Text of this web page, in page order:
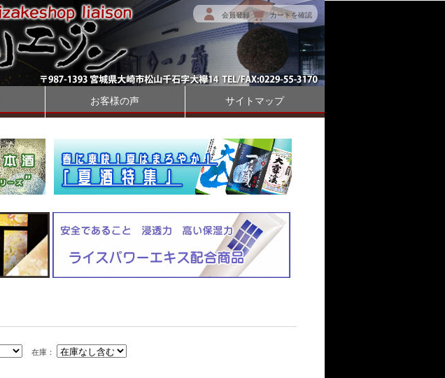
会員登録 カートを確認
お客様の声 サイトマップ
在庫：